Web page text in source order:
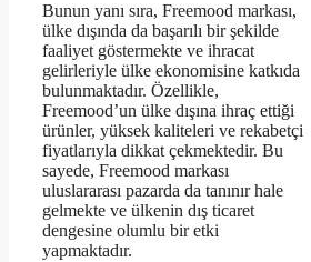
Bunun yanı sıra, Freemood markası,
ülke dışında da başarılı bir şekilde
faaliyet göstermekte ve ihracat
gelirleriyle ülke ekonomisine katkıda
bulunmaktadır. Özellikle,
Freemood’un ülke dışına ihraç ettiği
ürünler, yüksek kaliteleri ve rekabetçi
fiyatlarıyla dikkat çekmektedir. Bu
sayede, Freemood markası
uluslararası pazarda da tanınır hale
gelmekte ve ülkenin dış ticaret
dengesine olumlu bir etki
yapmaktadır.